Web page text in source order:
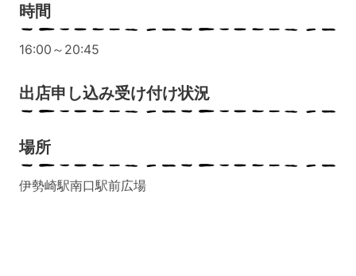
時間
16:00～20:45
出店申し込み受け付け状況
場所
伊勢崎駅南口駅前広場